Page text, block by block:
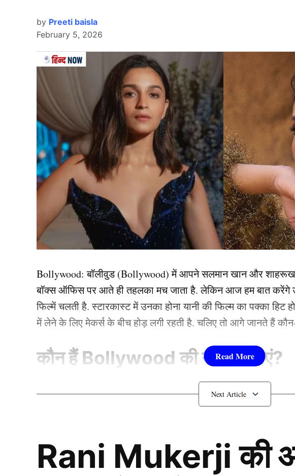
दरअसल बाबर आजम (Babar Azam) जिस लंकाई स्पिनर का बार-बार
प्रभात जयसूर्या हैं. जिन्होंने दूसरे टेस्ट मैच की पहली पारी में पाकिस्तान
पवेलियन भेजा. बाबर पहले टेस्ट में कुछ खास कमाल नहीं कर सके थे.
चौके और 1 छक्के की मदद से 39 रन बनाकर इस मुकाबले में भी वो अपना
जयसूर्या के चंगुल में फंसे हैं. वो बार-बार आजम को अपना शिकार बना रहे हैं.
इन 7 पारियों में प्रभात हावी रहे हैं.
7 पारियों में से 6 बार बाबर को प्रभात जयसूर्या ने
by Preeti baisla
February 5, 2026
Bollywood:बॉलीवुड (Bollywood)में आपने सलमान खान और शाहरूख
बॉक्स ऑफिस पर आते ही तहलका मच जाता है. लेकिन आज हम बात करेंगे
फिल्में चलती है. स्टारकास्ट में उनका होना यानी की फिल्म का पक्का हिट
में लेने के लिए मेकर्स के बीच होड़ लगी रहती है. चलिए तो आगे जानते हैं
कौन हैंBollywood की यह हसीनाएं?
1.दीपिका पादुकोण ( Deepika
जाता है. दीपिका ने इंडस्ट्री को कई हिट फिल्में दी है. एक्ट्रेस ने अपने
(2007) से की थी. इसके बाद उन्होंने कभी पीछे मुड़ कर नहीं देखा. दीपिका
Rani Mukerji की